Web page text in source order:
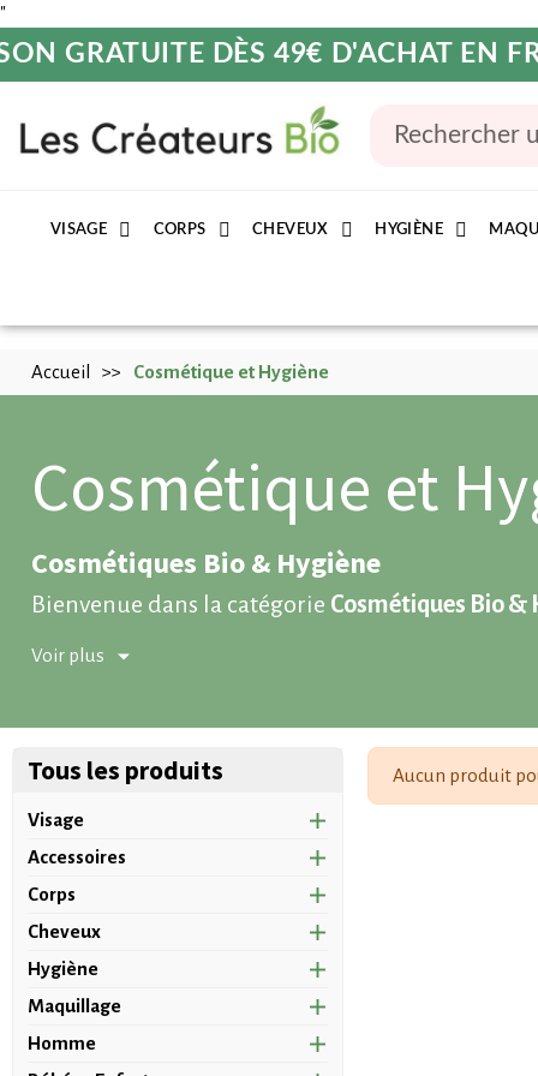
"
GRATUITE DÈS 49€ D'ACHAT EN
VISAGE CORPS CHEVEUX HYGIÈNE
Accueil Cosmétique et Hygiène
Cosmétique et
Cosmétiques Bio & Hygiène
Bienvenue dans la catégorie Cosmétiques Bio &
soins cheveux et capillaires bio
hygiène
Soins Visage Bio : efficacité et respect de la peau
Lessoins visage bio
sont formulés à partir
plus sensibles.
Nettoyants visage bio
Crèmes hydratantes naturelles
Masques et exfoliants naturels
Soins Corps Bio : hydratation et bien-être
Voir plus
Tous les produits
Visage
Accessoires
Corps
Cheveux
Hygiène
Maquillage
Homme
Aucun produit